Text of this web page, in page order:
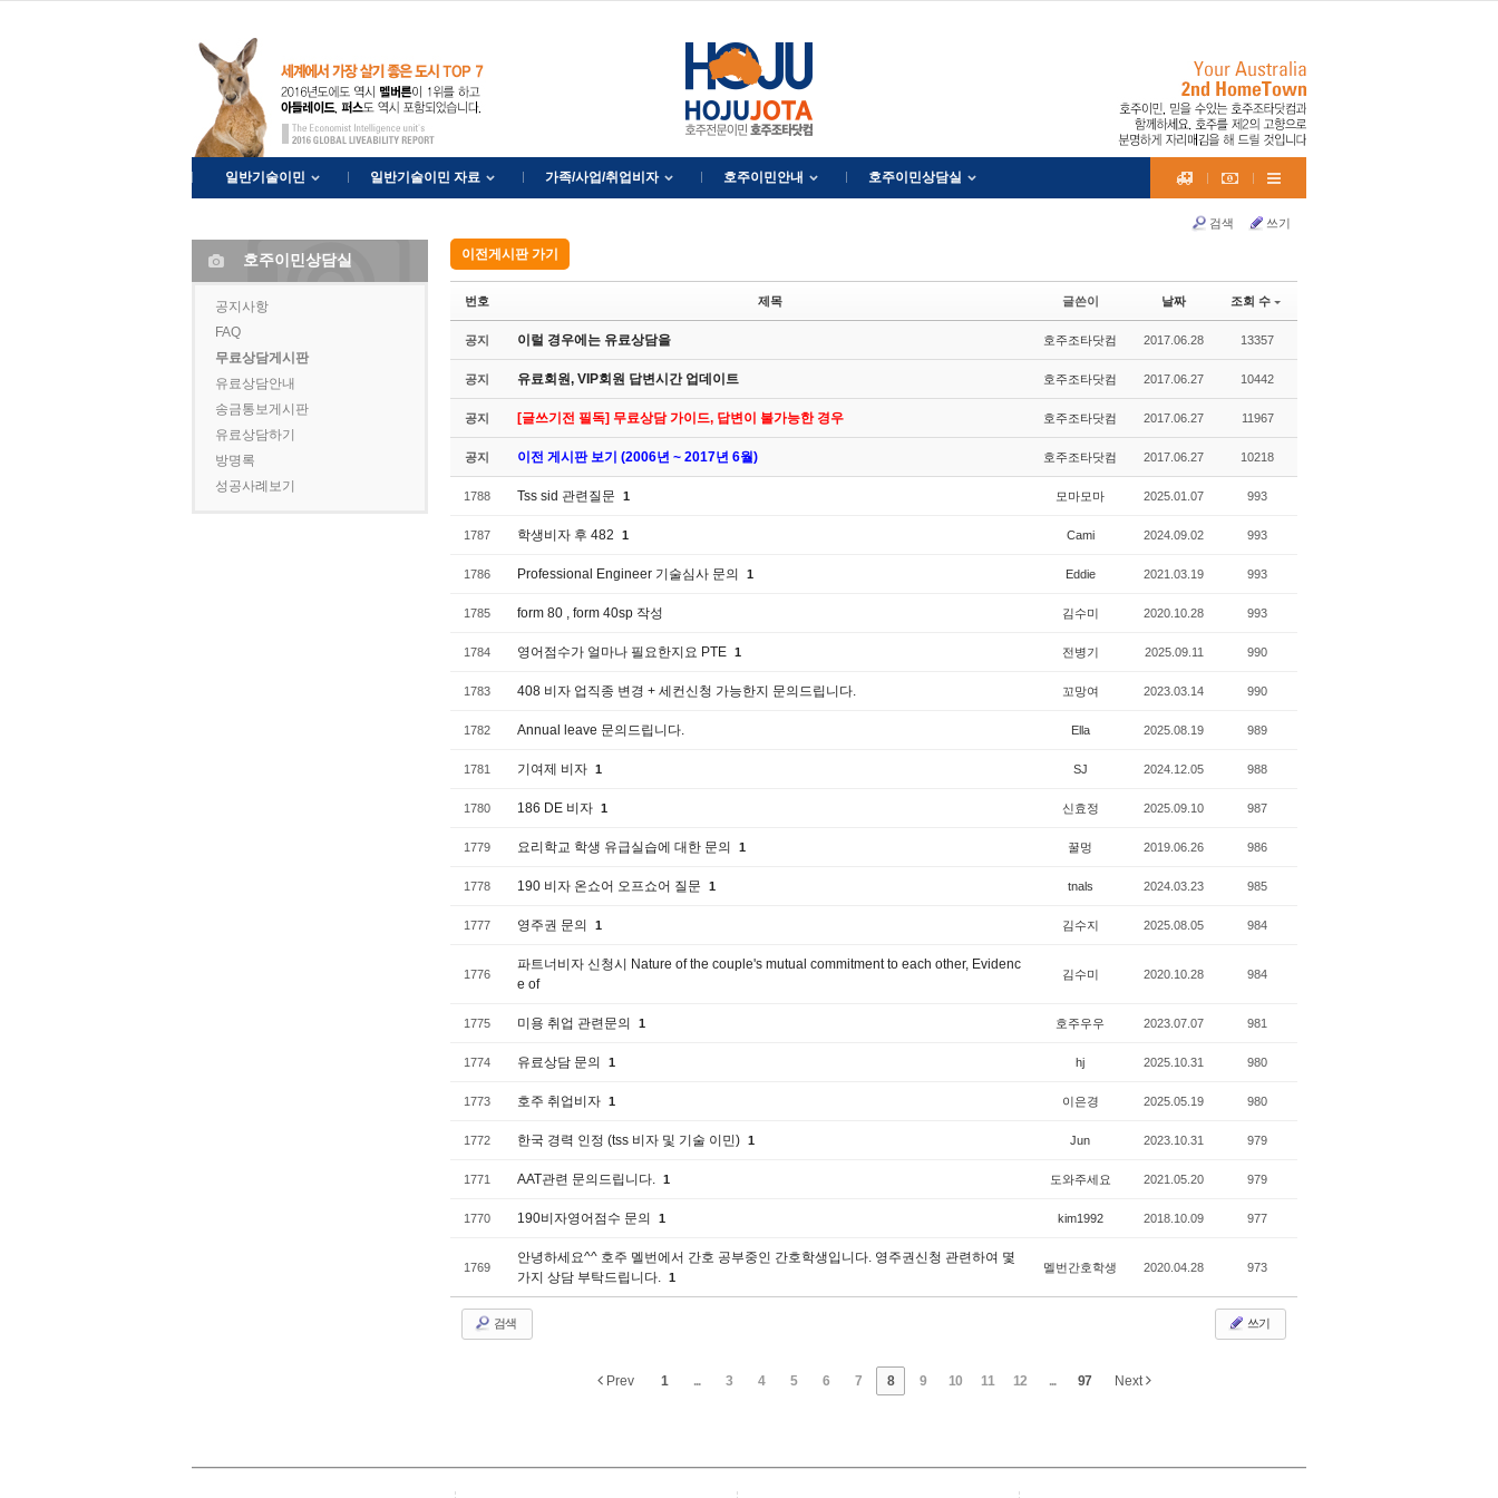
일반기술이민 일반기술이민 자료 가족/사업/취업비자 호주이민안내 호주이민상담실
호주이민상담실
공지사항
FAQ
무료상담게시판
유료상담안내
송금통보게시판
유료상담하기
방명록
성공사례보기
검색 쓰기
이전게시판 가기
번호 제목 글쓴이 날짜 조회 수
공지 이럴 경우에는 유료상담을 호주조타닷컴 2017.06.28 13357
공지 유료회원, VIP회원 답변시간 업데이트 호주조타닷컴 2017.06.27 10442
공지 [글쓰기전 필독] 무료상담 가이드, 답변이 불가능한 경우 호주조타닷컴 2017.06.27 11967
공지 이전 게시판 보기 (2006년 ~ 2017년 6월) 호주조타닷컴 2017.06.27 10218
1788 Tss sid 관련질문 1 모마모마 2025.01.07 993
1787 학생비자 후 482 1 Cami 2024.09.02 993
1786 Professional Engineer 기술심사 문의 1 Eddie 2021.03.19 993
1785 form 80 , form 40sp 작성 김수미 2020.10.28 993
1784 영어점수가 얼마나 필요한지요 PTE 1 전병기 2025.09.11 990
1783 408 비자 업직종 변경 + 세컨신청 가능한지 문의드립니다. 꼬망여 2023.03.14 990
1782 Annual leave 문의드립니다. Ella 2025.08.19 989
1781 기여제 비자 1 SJ 2024.12.05 988
1780 186 DE 비자 1 신효정 2025.09.10 987
1779 요리학교 학생 유급실습에 대한 문의 1 꿀멍 2019.06.26 986
1778 190 비자 온쇼어 오프쇼어 질문 1 tnals 2024.03.23 985
1777 영주권 문의 1 김수지 2025.08.05 984
1776
파트너비자 신청시 Nature of the couple's mutual commitment to each other, Evidenc
e of
김수미 2020.10.28 984
1775 미용 취업 관련문의 1 호주우우 2023.07.07 981
1774 유료상담 문의 1 hj 2025.10.31 980
1773 호주 취업비자 1 이은경 2025.05.19 980
1772 한국 경력 인정 (tss 비자 및 기술 이민) 1 Jun 2023.10.31 979
1771 AAT관련 문의드립니다. 1 도와주세요 2021.05.20 979
1770 190비자영어점수 문의 1 kim1992 2018.10.09 977
1769
안녕하세요^^ 호주 멜번에서 간호 공부중인 간호학생입니다. 영주권신청 관련하여 몇
가지 상담 부탁드립니다. 1
멜번간호학생 2020.04.28 973
검색 쓰기
Prev 1 ... 3 4 5 6 7 8 9 10 11 12 ... 97 Next